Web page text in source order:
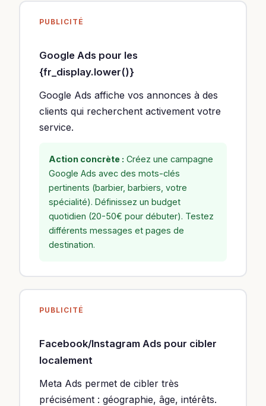
PUBLICITÉ
Google Ads pour les
{fr_display.lower()}
Google Ads affiche vos annonces à des
clients qui recherchent activement votre
service.
Action concrète : Créez une campagne
Google Ads avec des mots-clés
pertinents (barbier, barbiers, votre
spécialité). Définissez un budget
quotidien (20-50€ pour débuter). Testez
différents messages et pages de
destination.
PUBLICITÉ
Facebook/Instagram Ads pour cibler
localement
Meta Ads permet de cibler très
précisément : géographie, âge, intérêts.